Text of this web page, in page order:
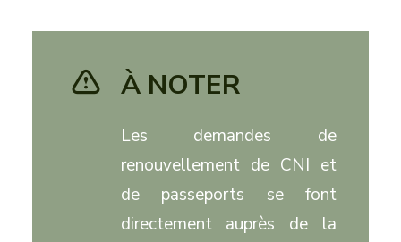
À NOTER
Les demandes de
renouvellement de CNI et
de passeports se font
directement auprès de la